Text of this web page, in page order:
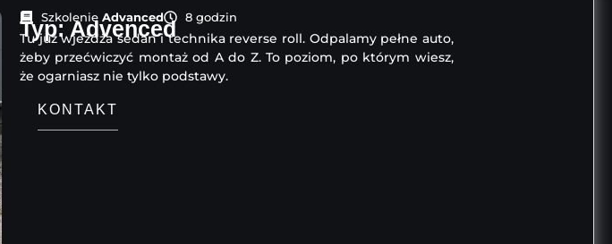
Szkolenie Advanced 8 godzin
Typ: Advenced
Tu już wjeżdża sedan i technika reverse roll. Odpalamy pełne auto,
żeby przećwiczyć montaż od A do Z. To poziom, po którym wiesz,
że ogarniasz nie tylko podstawy.
KONTAKT